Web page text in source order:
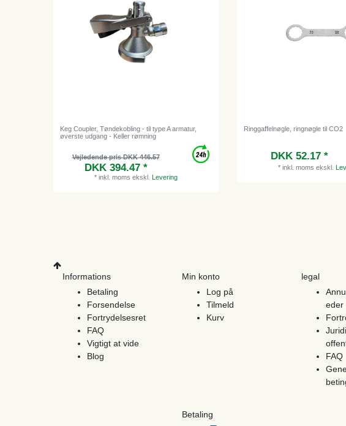
Keg Coupler, Tøndekobling - til type A armatur,
øverste udgang - Keller rømning
Vejledende pris DKK 446.57
DKK 394.47 *
* inkl. moms ekskl. Levering
Ringgaffelnøgle, ringnøgle til CO2
DKK 52.17 *
* inkl. moms ekskl.
Informations
Betaling
Forsendelse
Fortrydelsesret
FAQ
Vigtigt at vide
Blog
Min konto
Log på
Tilmeld
Kurv
legal
eder
FAQ
Betaling